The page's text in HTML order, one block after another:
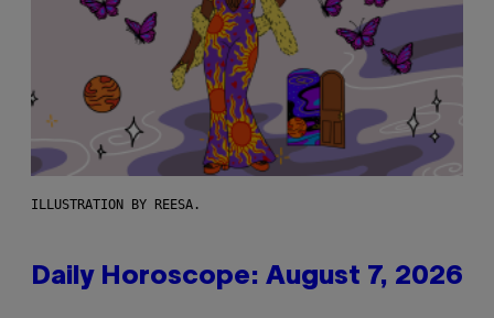
ILLUSTRATION BY REESA.
Daily Horoscope: August 7, 2026